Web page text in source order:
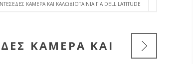
ΚΑΜΕΡΑ ΚΑΙ ΚΑΛΩΔΙΟΤΑΙΝΙΑ ΓΙΑ DELL LATITUDE
ΚΑΜΕΡΑ ΚΑΙ